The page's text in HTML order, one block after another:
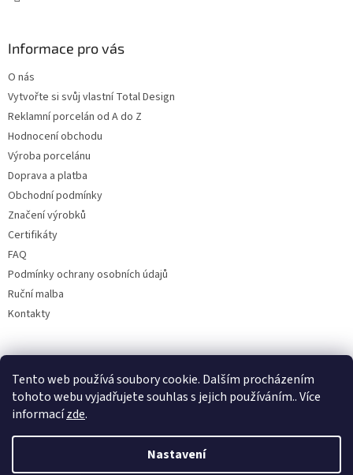
Tento web používá soubory cookie. Dalším procházením
tohoto webu vyjadřujete souhlas s jejich používáním.. Více
informacízde.
Nastavení
Informace pro vás
O nás
Vytvořte si svůj vlastní Total Design
Reklamní porcelán od A do Z
Hodnocení obchodu
Výroba porcelánu
Doprava a platba
Obchodní podmínky
Značení výrobků
Certifikáty
FAQ
Podmínky ochrany osobních údajů
Ruční malba
Kontakty
Facebook